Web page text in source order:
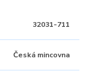
32031-711
Česká mincovna